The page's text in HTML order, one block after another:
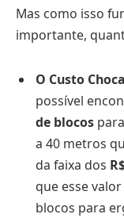
Mas como isso
importante,
O Custo
possível
de blocos
a 40 metros
da faixa dos
que esse
blocos para